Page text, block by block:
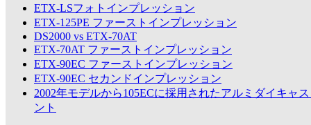
ETX-LSフォトインプレッション
ETX-125PE ファーストインプレッション
DS2000 vs ETX-70AT
ETX-70AT ファーストインプレッション
ETX-90EC ファーストインプレッション
ETX-90EC セカンドインプレッション
2002年モデルから105ECに採用されたアルミダイキャ
ント